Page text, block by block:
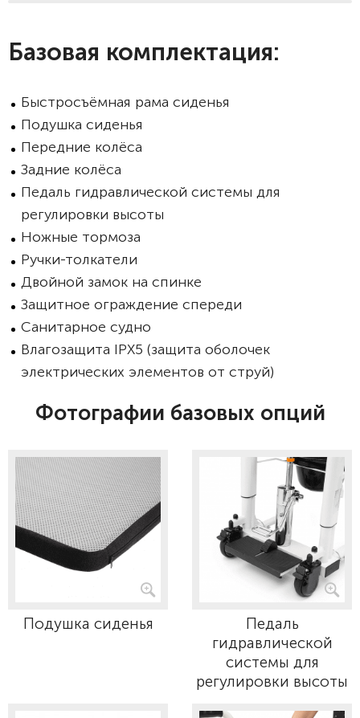
Базовая комплектация:
Быстросъёмная рама сиденья
Подушка сиденья
Передние колёса
Задние колёса
Педаль гидравлической системы для
регулировки высоты
Ножные тормоза
Ручки-толкатели
Двойной замок на спинке
Защитное ограждение спереди
Санитарное судно
Влагозащита IPX5 (защита оболочек
электрических элементов от струй)
Фотографии базовых опций
Подушка сиденья
Педаль
гидравлической
системы для
регулировки высоты